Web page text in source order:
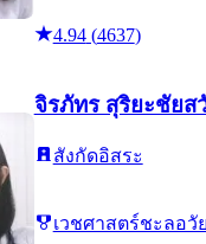
4.94(4637)
จิรภัทร สุริยะชัยส
สังกัดอิสระ
เวชศาสตร์ชะลอวัย